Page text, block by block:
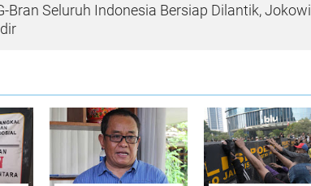
Bran Seluruh Indonesia Bersiap Dilantik, Jokowi